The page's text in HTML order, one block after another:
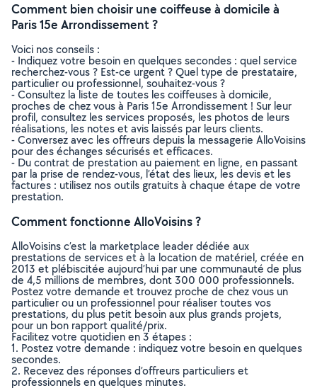
Comment bien choisir une coiffeuse à domicile à
Paris 15e Arrondissement ?
Voici nos conseils :
- Indiquez votre besoin en quelques secondes : quel service
recherchez-vous ? Est-ce urgent ? Quel type de prestataire,
particulier ou professionnel, souhaitez-vous ?
- Consultez la liste de toutes les coiffeuses à domicile,
proches de chez vous à Paris 15e Arrondissement ! Sur leur
profil, consultez les services proposés, les photos de leurs
réalisations, les notes et avis laissés par leurs clients.
- Conversez avec les offreurs depuis la messagerie AlloVoisins
pour des échanges sécurisés et efficaces.
- Du contrat de prestation au paiement en ligne, en passant
par la prise de rendez-vous, l’état des lieux, les devis et les
factures : utilisez nos outils gratuits à chaque étape de votre
prestation.
Comment fonctionne AlloVoisins ?
AlloVoisins c’est la marketplace leader dédiée aux
prestations de services et à la location de matériel, créée en
2013 et plébiscitée aujourd’hui par une communauté de plus
de 4,5 millions de membres, dont 300 000 professionnels.
Postez votre demande et trouvez proche de chez vous un
particulier ou un professionnel pour réaliser toutes vos
prestations, du plus petit besoin aux plus grands projets,
pour un bon rapport qualité/prix.
Facilitez votre quotidien en 3 étapes :
1. Postez votre demande : indiquez votre besoin en quelques
secondes.
2. Recevez des réponses d’offreurs particuliers et
professionnels en quelques minutes.